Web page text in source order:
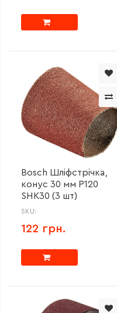
Bosch Шліфстрічка,
конус 30 мм Р120
SHK30 (3 шт)
SKU:
122 грн.